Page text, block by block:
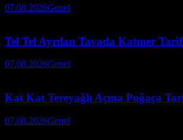
07.08.2026Genel
Tel Tel Ayrılan Tavada Katmer
07.08.2026Genel
Kat Kat Tereyağlı Açma Poğaça
07.08.2026Genel